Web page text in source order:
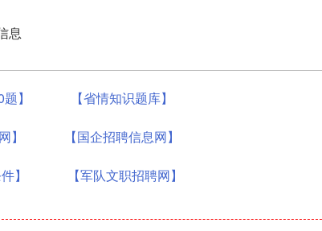
息
】 【省情知识题库】
】 【国企招聘信息网】
】 【军队文职招聘网】